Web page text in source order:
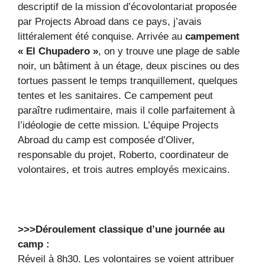
descriptif de la mission d’écovolontariat proposée
par Projects Abroad dans ce pays, j’avais
littéralement été conquise. Arrivée au campement
« El Chupadero », on y trouve une plage de sable
noir, un bâtiment à un étage, deux piscines ou des
tortues passent le temps tranquillement, quelques
tentes et les sanitaires. Ce campement peut
paraître rudimentaire, mais il colle parfaitement à
l’idéologie de cette mission. L’équipe Projects
Abroad du camp est composée d’Oliver,
responsable du projet, Roberto, coordinateur de
volontaires, et trois autres employés mexicains.
>>>Déroulement classique d’une journée au
camp :
Réveil à 8h30. Les volontaires se voient attribuer